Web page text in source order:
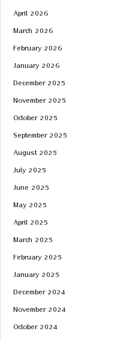
April 2026
March 2026
February 2026
January 2026
December 2025
November 2025
October 2025
September 2025
August 2025
July 2025
June 2025
May 2025
April 2025
March 2025
February 2025
January 2025
December 2024
November 2024
October 2024